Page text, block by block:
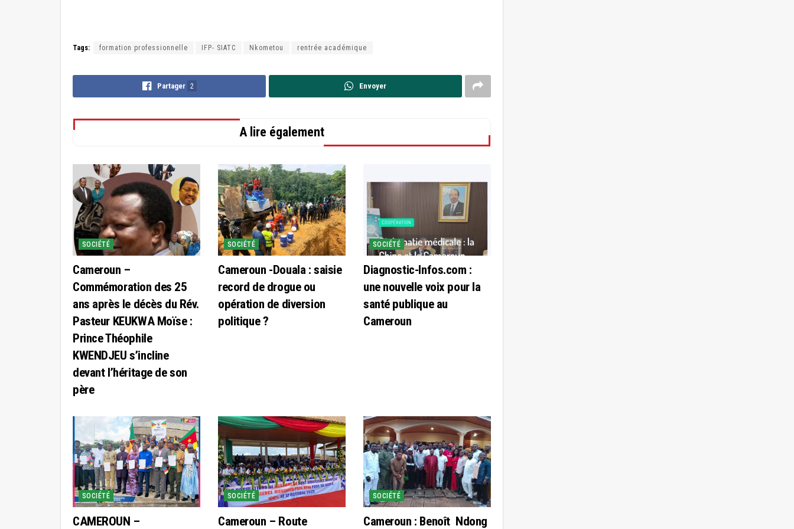
Tags: formation professionnelle IFP- SIATC Nkometou rentrée académique
Partager 2 Envoyer
A lire également
SOCIÉTÉ
Cameroun –
Commémoration des 25
ans après le décès du Rév.
Pasteur KEUKWA Moïse :
Prince Théophile
KWENDJEU s’incline
devant l’héritage de son
père
SOCIÉTÉ
Cameroun -Douala : saisie
record de drogue ou
opération de diversion
politique ?
SOCIÉTÉ
Diagnostic-Infos.com :
une nouvelle voix pour la
santé publique au
Cameroun
SOCIÉTÉ
CAMEROUN –
SOCIÉTÉ
Cameroun – Route
SOCIÉTÉ
Cameroun : Benoît Ndong